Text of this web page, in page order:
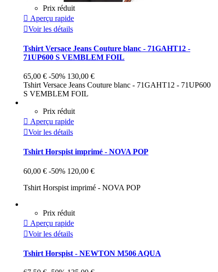
Prix réduit
 Aperçu rapide
Voir les détails
Tshirt Versace Jeans Couture blanc - 71GAHT12 -
71UP600 S VEMBLEM FOIL
65,00 € -50% 130,00 €
Tshirt Versace Jeans Couture blanc - 71GAHT12 - 71UP600
S VEMBLEM FOIL
Prix réduit
 Aperçu rapide
Voir les détails
Tshirt Horspist imprimé - NOVA POP
60,00 € -50% 120,00 €
Tshirt Horspist imprimé - NOVA POP
Prix réduit
 Aperçu rapide
Voir les détails
Tshirt Horspist - NEWTON M506 AQUA